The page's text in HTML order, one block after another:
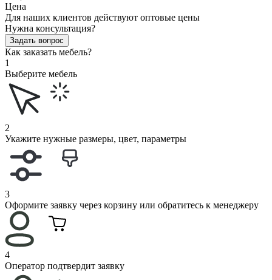
Цена
Для наших клиентов действуют оптовые цены
Нужна консультация?
Задать вопрос
Как заказать мебель?
1
Выберите мебель
2
Укажите нужные размеры, цвет, параметры
3
Оформите заявку через корзину или обратитесь к менеджеру
4
Оператор подтвердит заявку